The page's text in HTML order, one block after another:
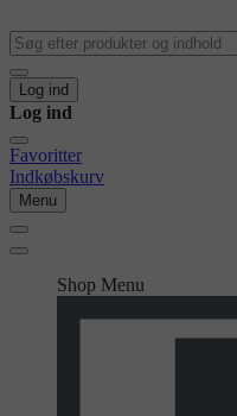
Log ind
Log ind
Favoritter
Indkøbskurv
Menu
Shop Menu